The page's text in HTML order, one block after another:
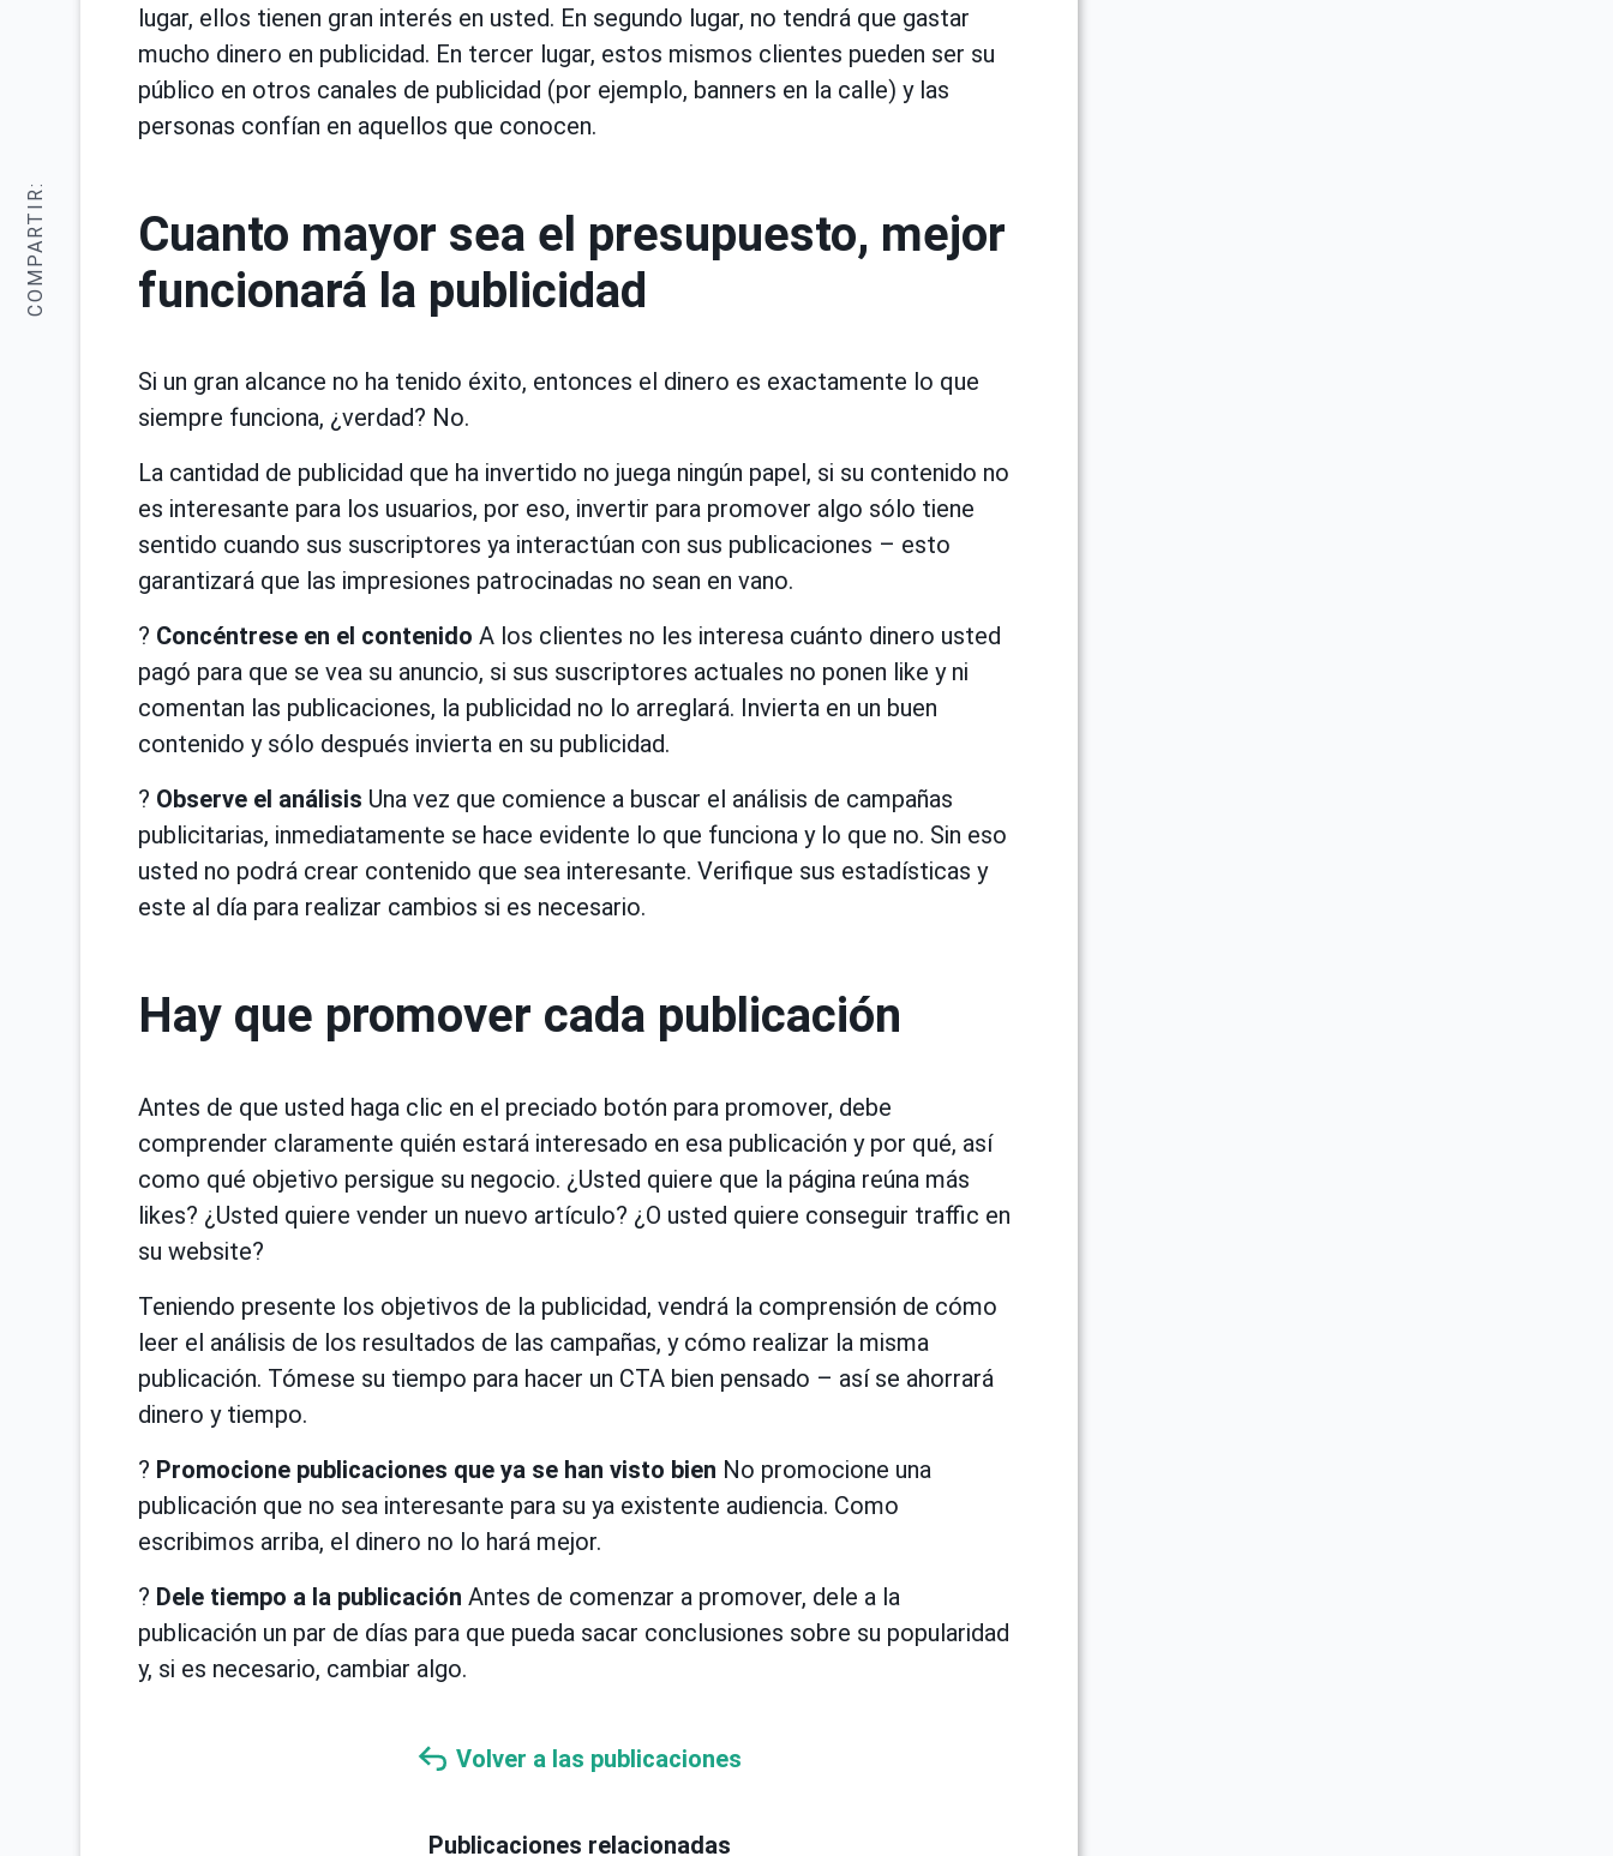
COMPARTIR:
lugar, ellos tienen gran interés en usted. En segundo lugar, no tendrá que gastar
mucho dinero en publicidad. En tercer lugar, estos mismos clientes pueden ser su
público en otros canales de publicidad (por ejemplo, banners en la calle) y las
personas confían en aquellos que conocen.
Cuanto mayor sea el presupuesto, mejor
funcionará la publicidad
Si un gran alcance no ha tenido éxito, entonces el dinero es exactamente lo que
siempre funciona, ¿verdad? No.
La cantidad de publicidad que ha invertido no juega ningún papel, si su contenido no
es interesante para los usuarios, por eso, invertir para promover algo sólo tiene
sentido cuando sus suscriptores ya interactúan con sus publicaciones – esto
garantizará que las impresiones patrocinadas no sean en vano.
? Concéntrese en el contenido A los clientes no les interesa cuánto dinero usted
pagó para que se vea su anuncio, si sus suscriptores actuales no ponen like y ni
comentan las publicaciones, la publicidad no lo arreglará. Invierta en un buen
contenido y sólo después invierta en su publicidad.
? Observe el análisis Una vez que comience a buscar el análisis de campañas
publicitarias, inmediatamente se hace evidente lo que funciona y lo que no. Sin eso
usted no podrá crear contenido que sea interesante. Verifique sus estadísticas y
este al día para realizar cambios si es necesario.
Hay que promover cada publicación
Antes de que usted haga clic en el preciado botón para promover, debe
comprender claramente quién estará interesado en esa publicación y por qué, así
como qué objetivo persigue su negocio. ¿Usted quiere que la página reúna más
likes? ¿Usted quiere vender un nuevo artículo? ¿O usted quiere conseguir traffic en
su website?
Teniendo presente los objetivos de la publicidad, vendrá la comprensión de cómo
leer el análisis de los resultados de las campañas, y cómo realizar la misma
publicación. Tómese su tiempo para hacer un CTA bien pensado – así se ahorrará
dinero y tiempo.
? Promocione publicaciones que ya se han visto bien No promocione una
publicación que no sea interesante para su ya existente audiencia. Como
escribimos arriba, el dinero no lo hará mejor.
? Dele tiempo a la publicación Antes de comenzar a promover, dele a la
publicación un par de días para que pueda sacar conclusiones sobre su popularidad
y, si es necesario, cambiar algo.
Volver a las publicaciones
Publicaciones relacionadas